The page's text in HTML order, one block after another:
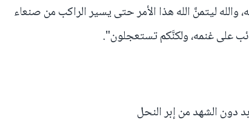
ليتمنَّ الله هذا الأمر حتى يسير الراكب من صنعاء
على غنمه، ولكنَّكم تستعجلون".
دون الشهد من إبر النحل